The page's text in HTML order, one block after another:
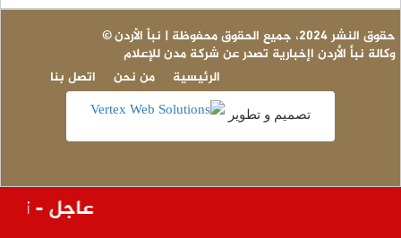
عاجل -
© حقوق النشر 2024، جميع الحقوق محفوظة | نبأ الأردن
وكالة نبأ الأردن اإخبارية تصدر عن شركة مدن للإعلام
اتصل بنا
من نحن الرئيسية
تصميم و تطوير